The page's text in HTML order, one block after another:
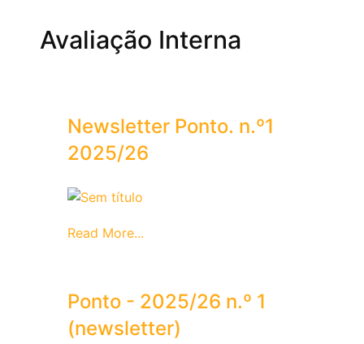
Avaliação Interna
Newsletter Ponto. n.º1
2025/26
Read More...
Ponto - 2025/26 n.º 1
(newsletter)